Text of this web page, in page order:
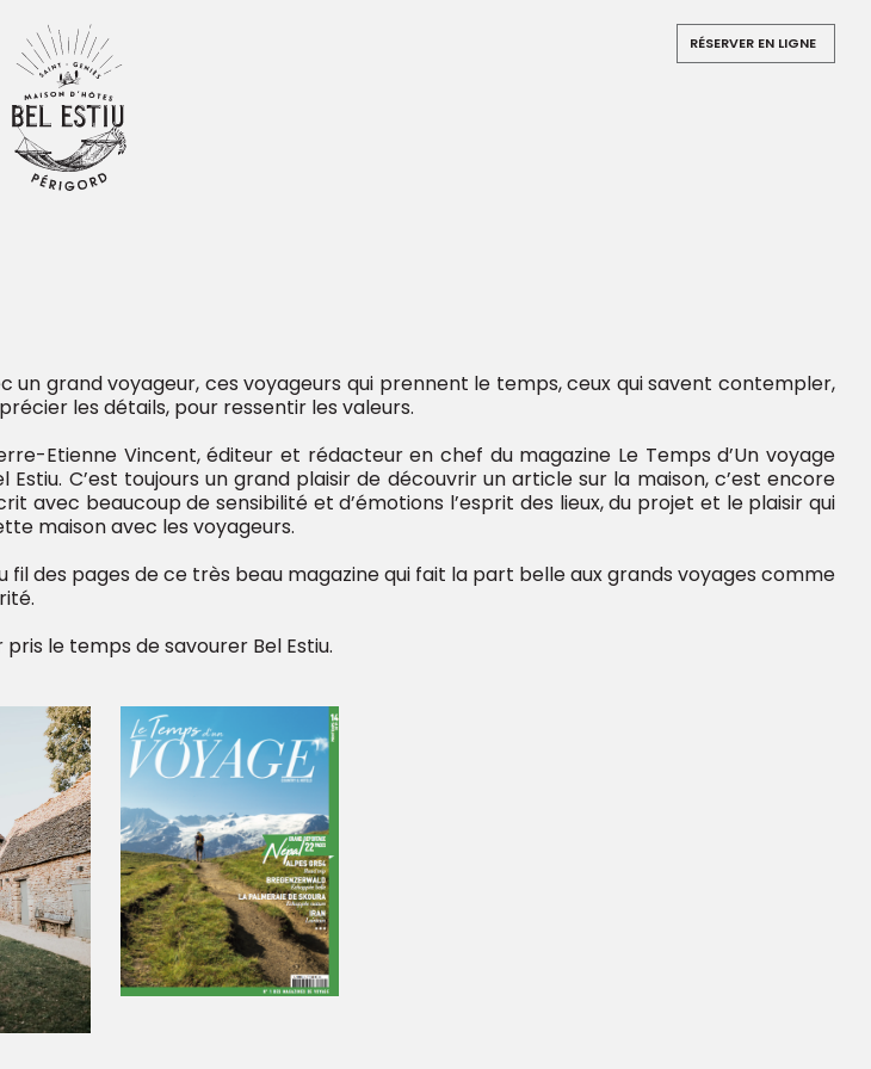
sites/belestiu/plugins/flow/flow_options.php
sites/belestiu/plugins-dist/urls_etendues/urls/arbo.phpon line824
RÉSERVEREN LIGNE
un grand voyageur, ces voyageurs qui prennent le temps, ceux qui savent contempler,
les détails, pour ressentir les valeurs.
Etienne Vincent, éditeur et rédacteur en chef du magazine Le Temps d’Un voyage
Estiu. C’est toujours un grand plaisir de découvrir un article sur la maison, c’est encore
avec beaucoup de sensibilité et d’émotions l’esprit des lieux, du projet et le plaisir qui
maison avec les voyageurs.
fil des pages de ce très beau magazine qui fait la part belle aux grands voyages comme
le temps de savourer Bel Estiu.